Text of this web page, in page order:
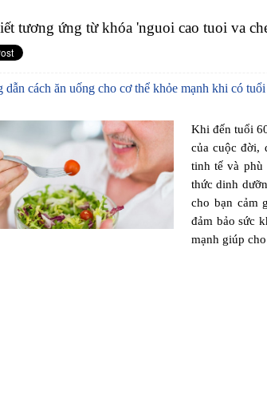
tương ứng từ khóa 'nguoi cao tuoi va
dẫn cách ăn uống cho cơ thể khỏe mạnh khi có tuổi
Khi đến tuổi
của cuộc đời,
tinh tế và phù
thức dinh
cho bạn cảm
đảm bảo sức
mạnh giúp